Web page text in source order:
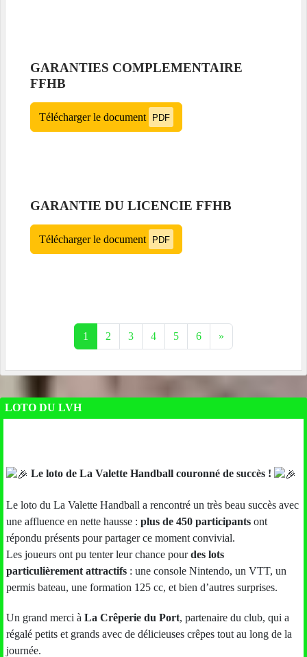
GARANTIES COMPLEMENTAIRE
FFHB
Télécharger le document PDF
GARANTIE DU LICENCIE FFHB
Télécharger le document PDF
1 2 3 4 5 6 »
LOTO DU LVH
Le loto de La Valette Handball couronné de succès !
Le loto du La Valette Handball a rencontré un très beau succès avec
une affluence en nette hausse : plus de 450 participants ont
répondu présents pour partager ce moment convivial.
Les joueurs ont pu tenter leur chance pourdes lots
particulièrement attractifs : une console Nintendo, un VTT, un
permis bateau, une formation 125 cc, et bien d’autres surprises.
Un grand merci à La Crêperie du Port, partenaire du club, qui a
régalé petits et grands avec de délicieuses crêpes tout au long de la
journée.